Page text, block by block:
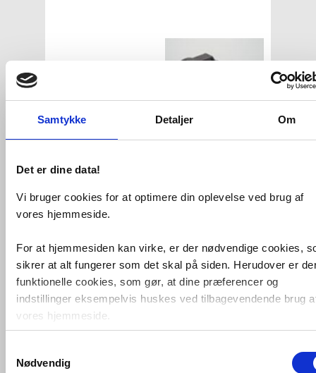
Samtykke Detaljer Om
Det er dine data!
Vi bruger cookies for at optimere din oplevelse ved brug af
vores hjemmeside.
For at hjemmesiden kan virke, er der nødvendige cookies,
sikrer at alt fungerer som det skal på siden. Herudover er
funktionelle cookies, som gør, at dine præferencer og
indstillinger eksempelvis huskes ved tilbagevendende brug
vores hjemmeside.
Foruden nødvendige og funktionelle cookies er der
cookies. Disse bruger vi bl.a. til at måle trafik, omsætning,
Nødvendig
Fejebakker Andet tilbehør
Højtryksrensere
Våd-/tørsugere og
askestøvsugere